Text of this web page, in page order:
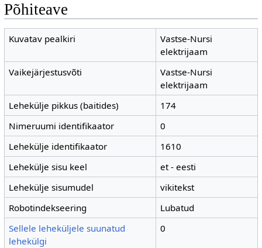
Põhiteave
Kuvatav pealkiri
Vastse-Nursi
elektrijaam
Vaikejärjestusvõti
Vastse-Nursi
elektrijaam
Lehekülje pikkus (baitides)
174
Nimeruumi identifikaator
0
Lehekülje identifikaator
1610
Lehekülje sisu keel
et - eesti
Lehekülje sisumudel
vikitekst
Robotindekseering
Lubatud
Sellele leheküljele suunatud
lehekülgi
0